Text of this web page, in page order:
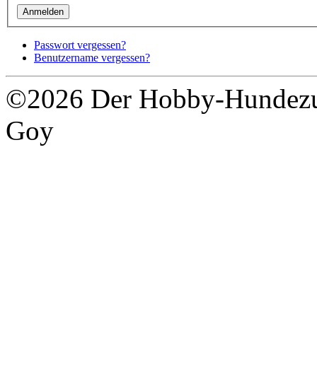
Passwort vergessen?
Benutzername vergessen?
©2026 Der Hobby-
Goy